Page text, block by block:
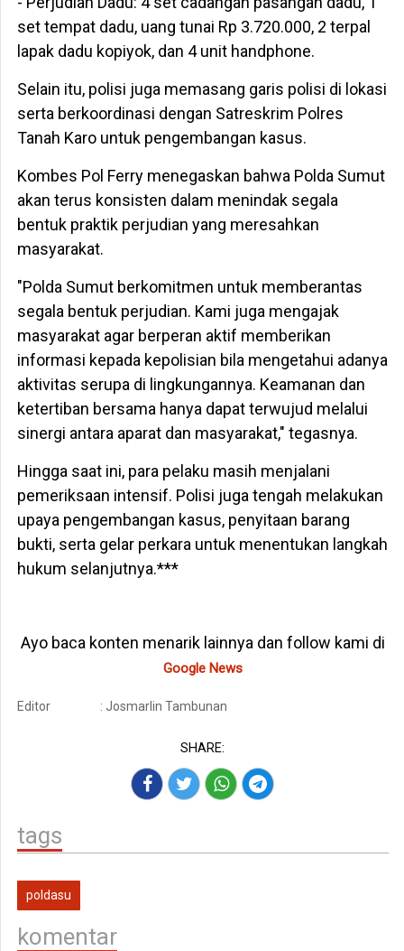
set tempat dadu, uang tunai Rp 3.720.000, 2 terpal
lapak dadu kopiyok, dan 4 unit handphone.
Selain itu, polisi juga memasang garis polisi di lokasi
serta berkoordinasi dengan Satreskrim Polres
Tanah Karo untuk pengembangan kasus.
Kombes Pol Ferry menegaskan bahwa Polda Sumut
akan terus konsisten dalam menindak segala
bentuk praktik perjudian yang meresahkan
masyarakat.
"Polda Sumut berkomitmen untuk memberantas
segala bentuk perjudian. Kami juga mengajak
masyarakat agar berperan aktif memberikan
informasi kepada kepolisian bila mengetahui adanya
aktivitas serupa di lingkungannya. Keamanan dan
ketertiban bersama hanya dapat terwujud melalui
sinergi antara aparat dan masyarakat," tegasnya.
Hingga saat ini, para pelaku masih menjalani
pemeriksaan intensif. Polisi juga tengah melakukan
upaya pengembangan kasus, penyitaan barang
bukti, serta gelar perkara untuk menentukan langkah
hukum selanjutnya.***
Ayo baca konten menarik lainnya dan follow kami di
Google News
Editor : Josmarlin Tambunan
SHARE:
tags
poldasu
komentar